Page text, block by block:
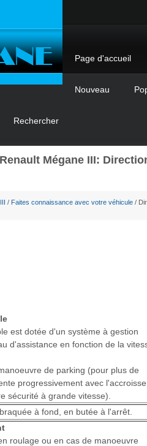
Page d'accueil
Nouveau
Rechercher
Mégane III:
/ Faites connaissance avec votre véhicule /
est dotée d'un système à gestion
d'assistance en fonction de la
de parking (pour plus de
progressivement avec
sécurité à grande vitesse).
à fond, en butée à l'arrêt.
roulage ou en cas de manoeuvre